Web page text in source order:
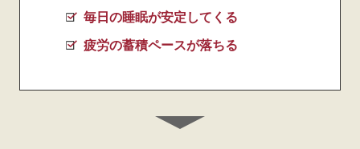
毎日の睡眠が安定してくる
疲労の蓄積ペースが落ちる